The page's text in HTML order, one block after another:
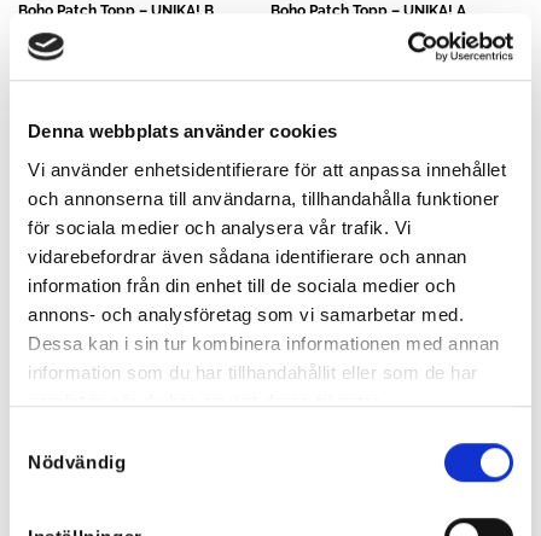
Denna webbplats använder cookies
Vi använder enhetsidentifierare för att anpassa innehållet
och annonserna till användarna, tillhandahålla funktioner
för sociala medier och analysera vår trafik. Vi
vidarebefordrar även sådana identifierare och annan
information från din enhet till de sociala medier och
annons- och analysföretag som vi samarbetar med.
Dessa kan i sin tur kombinera informationen med annan
information som du har tillhandahållit eller som de har
samlat in när du har använt deras tjänster.
Nödvändig
Boho Patch Topp – UNIKA! B
349kr
Boho Patch Topp – UNIKA! A
Mix Short Kimono (C) – alla
Mix Short Kimono (D) – alla
UNIKA! Här väljer du exakt!